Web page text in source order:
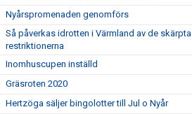
Nyårspromenaden genomförs
Så påverkas idrotten i Värmland av de skärpta
restriktionerna
Inomhuscupen inställd
Gräsroten 2020
Hertzöga säljer bingolotter till Jul o Nyår